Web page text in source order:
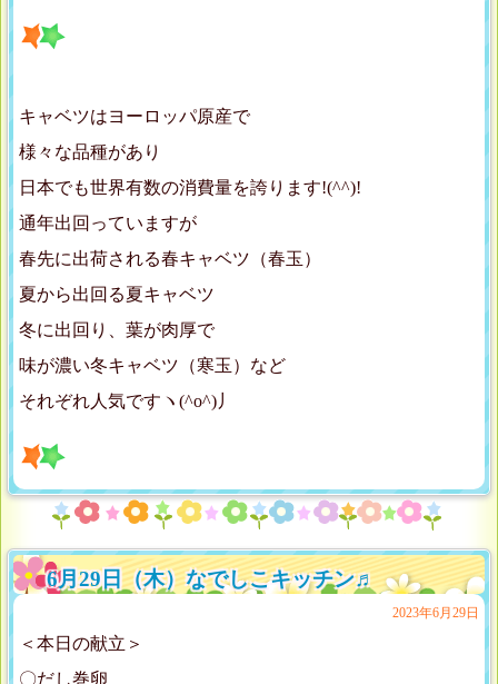
キャベツはヨーロッパ原産で
様々な品種があり
日本でも世界有数の消費量を誇ります!(^^)!
通年出回っていますが
春先に出荷される春キャベツ（春玉）
夏から出回る夏キャベツ
冬に出回り、葉が肉厚で
味が濃い冬キャベツ（寒玉）など
それぞれ人気ですヽ(^o^)丿
6月29日（木）なでしこキッチン♬
2023年6月29日
＜本日の献立＞
〇だし巻卵